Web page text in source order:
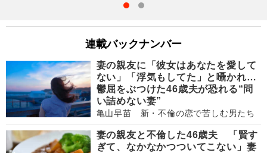
連載バックナンバー
妻の親友に「彼女はあなたを愛して
ない」「浮気もしてた」と囁かれ…
鬱屈をぶつけた46歳夫が恐れる“問
い詰めない妻”
亀山早苗 新・不倫の恋で苦しむ男たち
妻の親友と不倫した46歳夫 「賢す
ぎて、なかなかつついてこない」妻